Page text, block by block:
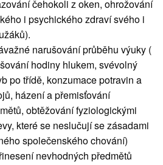
čehokoli z oken, ohrožování
i psychického zdraví svého i
narušování průběhu výuky (
hodiny hlukem, svévolný
po třídě, konzumace potravin a
házení a přemisťování
obtěžování fyziologickými
které se neslučují se zásadami
společenského chování)
nevhodných předmětů